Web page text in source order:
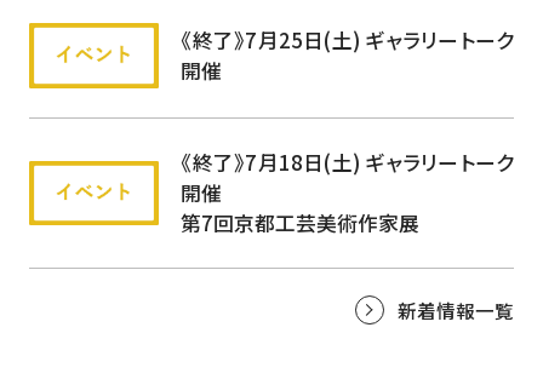
《終了》7月25日(土) ギャラリートーク
開催
《終了》7月18日(土) ギャラリートーク
開催
第7回京都工芸美術作家展
新着情報一覧
Domoto
The
Domoto